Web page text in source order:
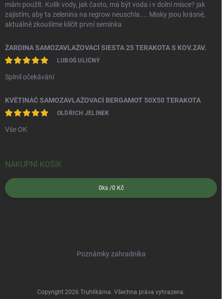
mám použít. Kolik vody, jak často, má být voda i v dolní misce? jak
zajistím, aby ta zelenina na regrow neuschla.... Misky jsou krásné,
aktuálně zkoušíme klíčit první semínka
ŽARDINA SAMOZAVLAŽOVACÍ SIESTA 25 TERAKOTA S KOV.ZÁV.
LUBOŠ ULIČNÝ
Splnil očekávání
KVĚTINÁČ SAMOZAVLAŽOVACÍ BERGAMOT 50X50 TERAKOTA
OLDŘICH JELÍNEK
Vše OK
NÁKUPNÍ KOŠÍK
0 ks /0 Kč
Poznámky zahradníka
Copyright 2026 Truhlíkárna. Všechna práva vyhrazena.